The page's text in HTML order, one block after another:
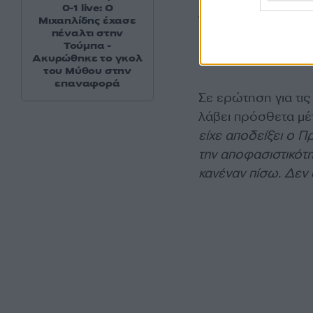
Έλληνες την
οποιαδήποτε νέα
χαρακτηριστικά.
Σε ερώτηση για τις
λάβει πρόσθετα
είχε αποδείξει ο
την
κανέναν πίσω. Δεν
0-1 live: Ο
Μιχαηλίδης έχασε
πέναλτι στην
Τούμπα -
Ακυρώθηκε το γκολ
του Μύθου στην
επαναφορά